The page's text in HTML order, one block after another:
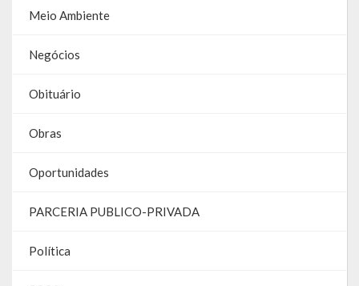
Programas
Publicações
Covid 19
Meio Ambiente
Negócios
Obituário
Obras
Oportunidades
PARCERIA PUBLICO-PRIVADA
Política